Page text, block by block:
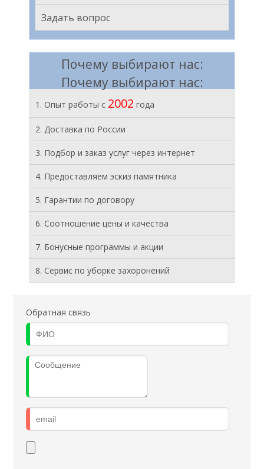
Задать вопрос
Почему выбирают нас:
Почему выбирают нас:
1. Опыт работы с 2002 года
2. Доставка по России
3. Подбор и заказ услуг через интернет
4. Предоставляем эскиз памятника
5. Гарантии по договору
6. Соотношение цены и качества
7. Бонусные программы и акции
8. Cервис по уборке захоронений
Обратная связь